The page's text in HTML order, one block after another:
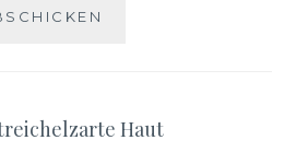
Haut